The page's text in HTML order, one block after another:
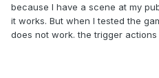
because I have a scene at my
it works. But when I tested the
does not work. the trigger